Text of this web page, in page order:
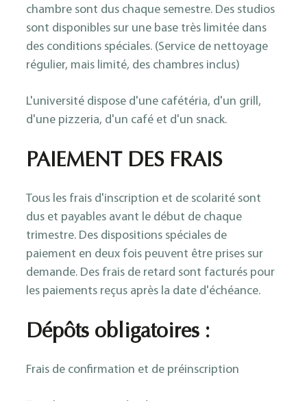
chambre sont dus chaque semestre. Des studios
sont disponibles sur une base très limitée dans
des conditions spéciales. (Service de nettoyage
régulier, mais limité, des chambres inclus)
L'université dispose d'une cafétéria, d'un grill,
d'une pizzeria, d'un café et d'un snack.
PAIEMENT DES FRAIS
Tous les frais d'inscription et de scolarité sont
dus et payables avant le début de chaque
trimestre. Des dispositions spéciales de
paiement en deux fois peuvent être prises sur
demande. Des frais de retard sont facturés pour
les paiements reçus après la date d'échéance.
Dépôts obligatoires :
Frais de confirmation et de préinscription